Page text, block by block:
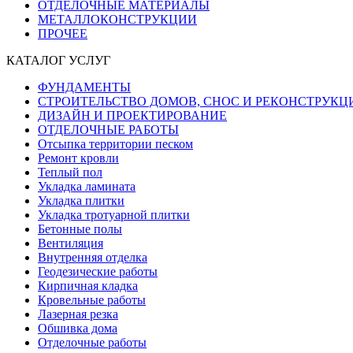
ОТДЕЛОЧНЫЕ МАТЕРИАЛЫ
МЕТАЛЛОКОНСТРУКЦИИ
ПРОЧЕЕ
КАТАЛОГ УСЛУГ
ФУНДАМЕНТЫ
СТРОИТЕЛЬСТВО ДОМОВ, СНОС И
ДИЗАЙН И ПРОЕКТИРОВАНИЕ
ОТДЕЛОЧНЫЕ РАБОТЫ
Отсыпка территории песком
Ремонт кровли
Теплый пол
Укладка ламината
Укладка плитки
Укладка тротуарной плитки
Бетонные полы
Вентиляция
Внутренняя отделка
Геодезические работы
Кирпичная кладка
Кровельные работы
Лазерная резка
Обшивка дома
Отделочные работы